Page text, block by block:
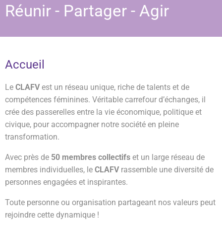
Réunir - Partager - Agir
Accueil
Le CLAFVest un réseau unique, riche de talents et de
compétences féminines. Véritable carrefour d’échanges, il
crée des passerelles entre la vie économique, politique et
civique, pour accompagner notre société en pleine
transformation.
Avec près de 50 membres collectifs et un large réseau de
membres individuelles, le CLAFVrassemble une diversité de
personnes engagées et inspirantes.
Toute personne ou organisation partageant nos valeurs peut
rejoindre cette dynamique !